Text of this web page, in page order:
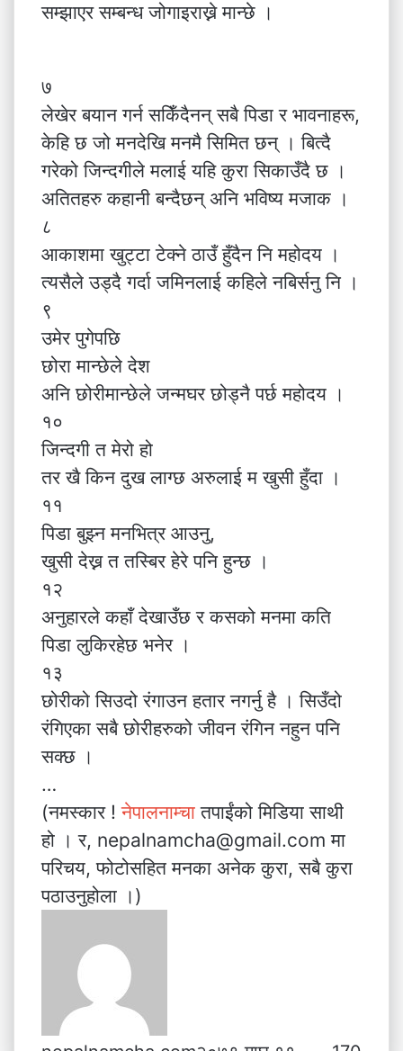
सम्झाएर सम्बन्ध जोगाइराख्ने मान्छे ।
७
लेखेर बयान गर्न सकिँदैनन् सबै पिडा र भावनाहरू,
केहि छ जो मनदेखि मनमै सिमित छन् । बित्दै
गरेको जिन्दगीले मलाई यहि कुरा सिकाउँदै छ ।
अतितहरु कहानी बन्दैछन् अनि भविष्य मजाक ।
८
आकाशमा खुट्टा टेक्ने ठाउँ हुँदैन नि महोदय ।
त्यसैले उड्दै गर्दा जमिनलाई कहिले नबिर्सनु नि ।
९
उमेर पुगेपछि
छोरा मान्छेले देश
अनि छोरीमान्छेले जन्मघर छोड्नै पर्छ महोदय ।
१०
जिन्दगी त मेरो हो
तर खै किन दुख लाग्छ अरुलाई म खुसी हुँदा ।
११
पिडा बुझ्न मनभित्र आउनु,
खुसी देख्न त तस्बिर हेरे पनि हुन्छ ।
१२
अनुहारले कहाँ देखाउँछ र कसको मनमा कति
पिडा लुकिरहेछ भनेर ।
१३
छोरीको सिउदो रंगाउन हतार नगर्नु है । सिउँदो
रंगिएका सबै छोरीहरुको जीवन रंगिन नहुन पनि
सक्छ ।
…
(नमस्कार !नेपालनाम्चातपाईंको मिडिया साथी
हो । र, nepalnamcha@gmail.com मा
परिचय, फोटोसहित मनका अनेक कुरा, सबै कुरा
पठाउनुहोला ।)